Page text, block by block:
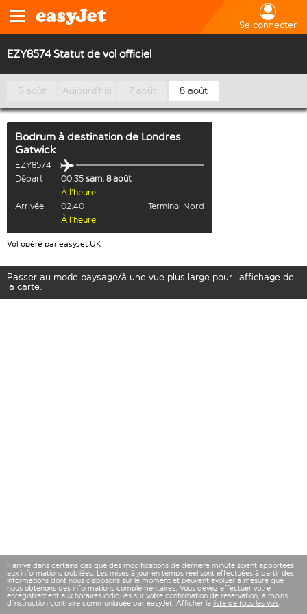
Se connecter
EZY8574 Statut de vol officiel
5 août Aujourd’hui 7 août 8 août
Bodrum à destination de Londres
Gatwick
EZY8574
Départ
00:35 sam. 8 août
À l’heure
Arrivée
02:40
Terminal Nord
À l’heure
Vol opéré par easyJet UK
Passer au mode paysage/à une vue plus large pour l’affichage de
la carte.
Il arrive dans certains cas que des modifications de dernière minute soient apportées
aux informations publiées. Les mises à jour en temps réel sont effectuées à partir des
informations dont nous disposons sur le moment et peuvent évoluer à mesure que
nous obtenons des informations complémentaires. Vous devez effectuer votre
enregistrement aux horaires indiqués sur votre confirmation de réservation, à moins
d’instruction contraire communiquée par easyJet. Afficher la liste de tous les vols.